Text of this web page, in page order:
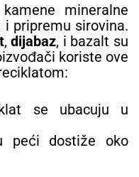
mineralne
pripremu sirovina.
,dijabaz, i bazalt su
koriste ove
se ubacuju u
peći dostiže oko